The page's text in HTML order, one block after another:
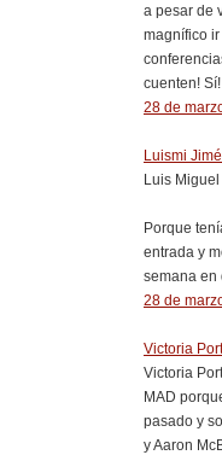
a pesar de
magnífico
cuenten!
28 de
Luismi
Luis
Porque
entrada y
semana en
28 de
Victoria
Victoria
MAD
pasado y
y Aaron